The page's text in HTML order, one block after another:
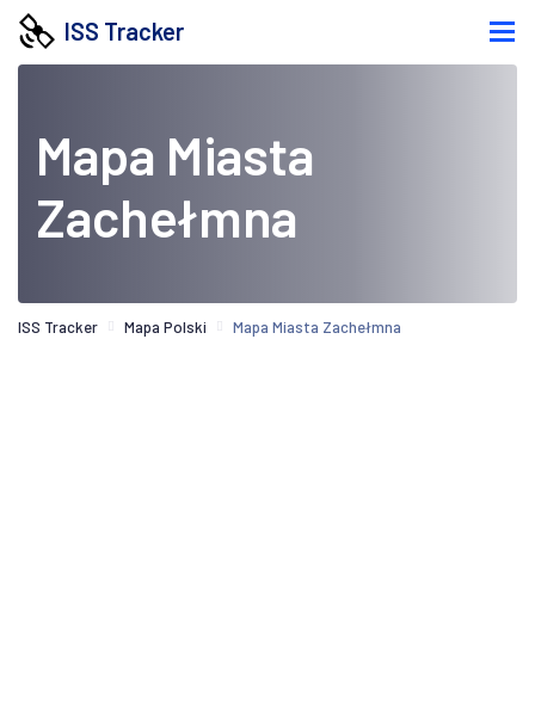
ISS Tracker
Mapa Miasta
Zachełmna
ISS Tracker Mapa Polski Mapa Miasta Zachełmna